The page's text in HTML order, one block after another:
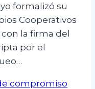
formalizó su
Cooperativos
con la firma del
por el
compromiso